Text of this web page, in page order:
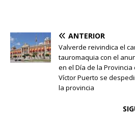
ANTERIOR
Valverde reivindica el
tauromaquia con el
en el Día de la
Víctor Puerto se
la provincia